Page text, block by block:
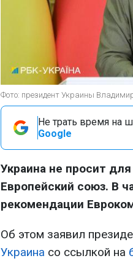
Фото: президент Украины
Не трать время на
Google
Украина не просит
Европейский союз. В
рекомендации
Об этом заявил
Украина со ссылкой на